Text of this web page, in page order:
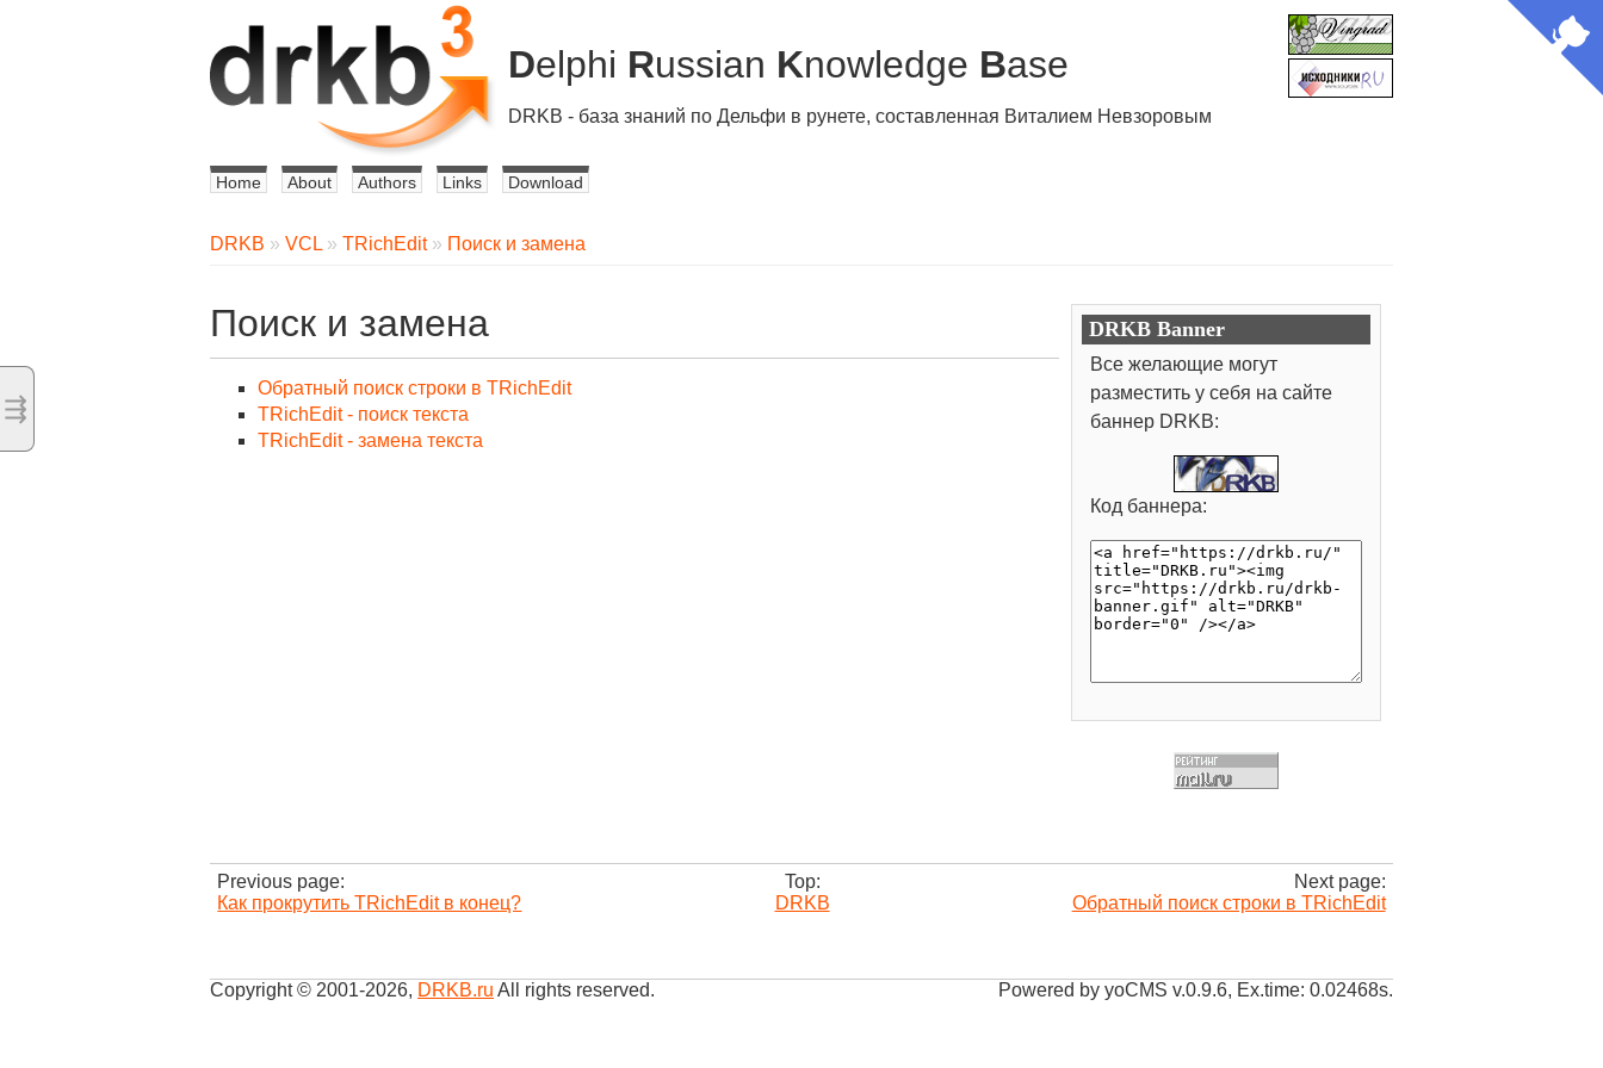
⇶
Delphi Russian Knowledge Base
DRKB - база знаний по Дельфи в рунете, составленная Виталием Невзоровым
Home About Authors Links Download
DRKB » VCL » TRichEdit» Поиск и замена
Поиск и замена
Обратный поиск строки в TRichEdit
TRichEdit - поиск текста
TRichEdit - замена текста
DRKB Banner
Все желающие могут
разместить у себя на сайте
баннер DRKB:
Код баннера:
Previous page:
Как прокрутить TRichEdit в конец?
Top:
DRKB
Next page:
Обратный поиск строки в TRichEdit
Powered by yoCMS v.0.9.6, Ex.time: 0.02468s.
Copyright © 2001-2026, DRKB.ru All rights reserved.